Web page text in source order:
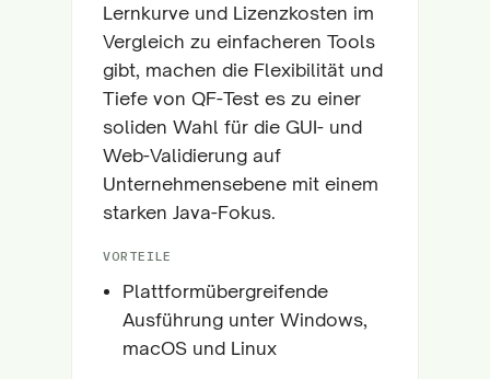
Lernkurve und Lizenzkosten im
Vergleich zu einfacheren Tools
gibt, machen die Flexibilität und
Tiefe von QF-Test es zu einer
soliden Wahl für die GUI- und
Web-Validierung auf
Unternehmensebene mit einem
starken Java-Fokus.
VORTEILE
Plattformübergreifende
Ausführung unter Windows,
macOS und Linux